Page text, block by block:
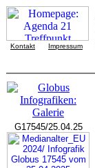
Kontakt Impressum
G17545/25.04.25